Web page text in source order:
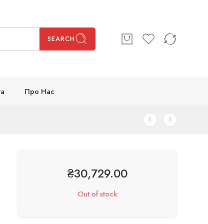
SEARCH
Про Нас
₴30,729.00
Out of stock